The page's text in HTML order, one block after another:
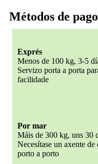
Métodos de
Exprés
Menos de 100 kg, 3-5
Servizo porta a porta
facilidade
Por mar
Máis de 300 kg, uns 30
Necesítase un axente
porto a porto